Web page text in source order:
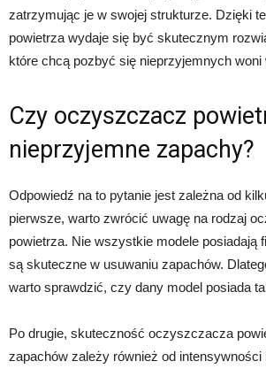
zatrzymując je w swojej strukturze. Dzięki
powietrza wydaje się być skutecznym
które chcą pozbyć się nieprzyjemnych
Czy oczyszczacz
nieprzyjemne zapachy?
Odpowiedź na to pytanie jest zależna od
pierwsze, warto zwrócić uwagę na rodzaj
powietrza. Nie wszystkie modele posiadają
są skuteczne w usuwaniu zapachów.
warto sprawdzić, czy dany model posiada
Po drugie, skuteczność oczyszczacza
zapachów zależy również od intensywności